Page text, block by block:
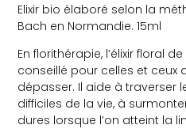
Elixir bio élaboré selon la
Bach en Normandie. 15ml
En florithérapie, l’élixir floral
conseillé pour celles et ceux
dépasser. Il aide à traverser
difficiles de la vie, à
dures lorsque l’on atteint la